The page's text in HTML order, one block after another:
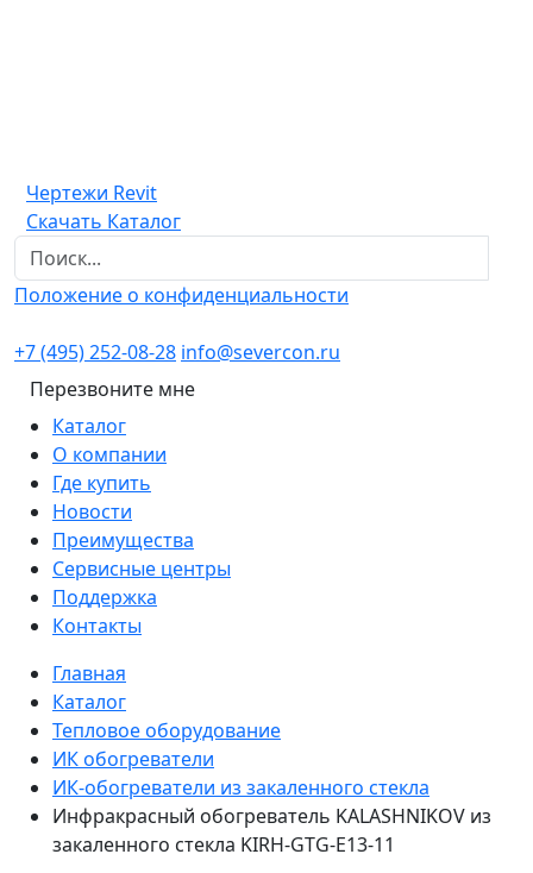
Чертежи Revit
Скачать Каталог
Положение о конфиденциальности
+7 (495) 252-08-28 info@severcon.ru
Перезвоните мне
Каталог
О компании
Где купить
Новости
Преимущества
Сервисные центры
Поддержка
Контакты
Главная
Каталог
Тепловое оборудование
ИК обогреватели
ИК-обогреватели из закаленного стекла
Инфракрасный обогреватель KALASHNIKOV из
закаленного стекла KIRH-GTG-E13-11